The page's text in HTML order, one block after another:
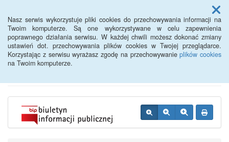
Nasz serwis wykorzystuje pliki cookies do przechowywania informacji na
Twoim komputerze. Są one wykorzystywane w celu zapewnienia
poprawnego działania serwisu. W każdej chwili możesz dokonać zmiany
ustawień dot. przechowywania plików cookies w Twojej przeglądarce.
Korzystając z serwisu wyrażasz zgodę na przechowywanieplików cookies
na Twoim komputerze.
Menu
BIP - Urząd Miejski
Wyśmierzyce